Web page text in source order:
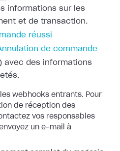
informations sur les
et de transaction.
réussi
de commande
) avec des informations
webhooks entrants. Pour
de réception des
vos responsables
un e-mail à